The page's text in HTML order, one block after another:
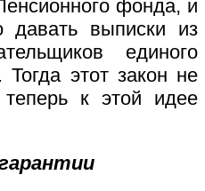
фонда, и
давать выписки из
единого
Тогда этот закон не
к этой идее